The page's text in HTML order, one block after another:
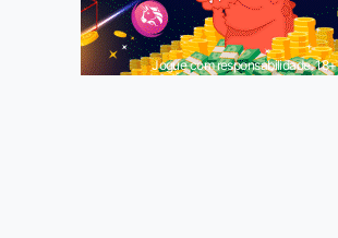
Jogue com responsabilidade. 18+